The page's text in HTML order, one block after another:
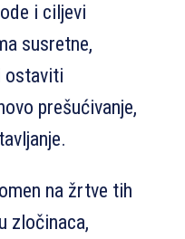
i ciljevi
susretne,
ostaviti
prešućivanje,
na žrtve tih
zločinaca,